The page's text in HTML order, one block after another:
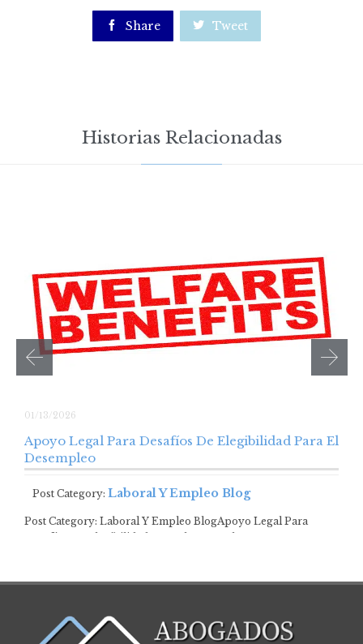
 Share  Tweet
Historias Relacionadas
01/13/2026
Apoyo Legal Para Desafíos De Elegibilidad Para El
Desempleo
Post Category: Laboral Y Empleo Blog
Post Category: Laboral Y Empleo BlogApoyo Legal Para